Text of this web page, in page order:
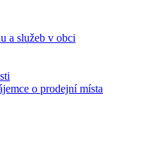
a služeb v obci
o prodejní místa